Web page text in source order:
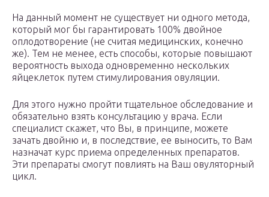
На данный момент не существует ни одного метода,
который мог бы гарантировать 100% двойное
оплодотворение (не считая медицинских, конечно
же). Тем не менее, есть способы, которые повышают
вероятность выхода одновременно нескольких
яйцеклеток путем стимулирования овуляции.
Для этого нужно пройти тщательное обследование и
обязательно взять консультацию у врача. Если
специалист скажет, что Вы, в принципе, можете
зачать двойню и, в последствие, ее выносить, то Вам
назначат курс приема определенных препаратов.
Эти препараты смогут повлиять на Ваш овуляторный
цикл.